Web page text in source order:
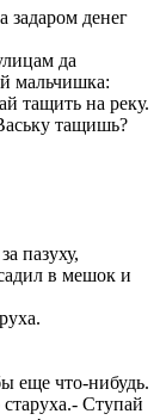
денег
да
мальчишка:
тащить на реку.
тащишь?
пазуху,
в мешок и
еще что-нибудь.
Ступай